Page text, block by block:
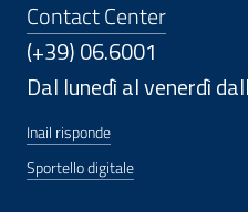
Contact Center
(+39) 06.6001
Dal lunedì al venerdì
Inail risponde
Sportello digitale